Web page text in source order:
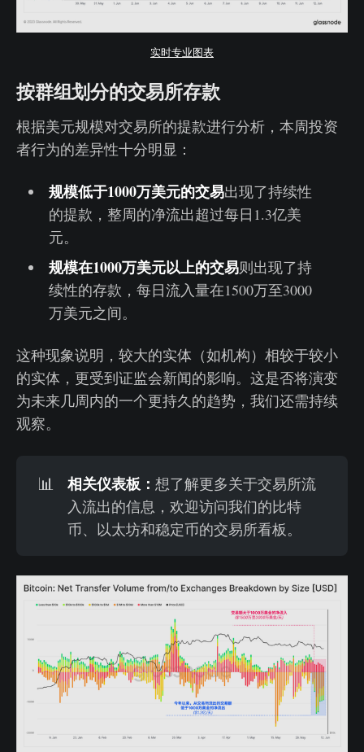
实时专业图表
按群组划分的交易所存款
根据美元规模对交易所的提款进行分析，本周投资
者行为的差异性十分明显：
规模低于1000万美元的交易出现了持续性
的提款，整周的净流出超过每日1.3亿美
元。
规模在1000万美元以上的交易则出现了持
续性的存款，每日流入量在1500万至3000
万美元之间。
这种现象说明，较大的实体（如机构）相较于较小
的实体，更受到证监会新闻的影响。这是否将演变
为未来几周内的一个更持久的趋势，我们还需持续
观察。
📊 相关仪表板：想了解更多关于交易所流
入流出的信息，欢迎访问我们的比特
币、以太坊和稳定币的交易所看板。